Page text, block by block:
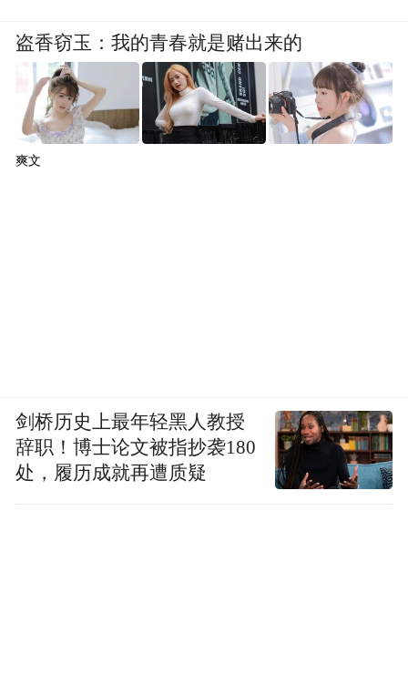
盗香窃玉：我的青春就是赌出来的
爽文
剑桥历史上最年轻黑人教授
辞职！博士论文被指抄袭180
处，履历成就再遭质疑